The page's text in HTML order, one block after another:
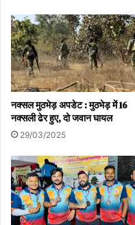
Mandi
मंडी बोर्ड की भूमि
नक्सल मुठभेड़ अपडेट : मुठभेड़ में 16
नक्सली ढेर हुए, दो जवान घायल
29/03/2025